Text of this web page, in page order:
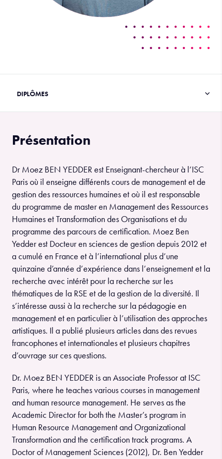
Présentation
Dr Moez BEN YEDDER est Enseignant-chercheur à l’ISC
Paris où il enseigne différents cours de management et de
gestion des ressources humaines et où il est responsable
du programme de master en Management des Ressources
Humaines et Transformation des Organisations et du
programme des parcours de certification. Moez Ben
Yedder est Docteur en sciences de gestion depuis 2012 et
a cumulé en France et à l’international plus d’une
quinzaine d’année d’expérience dans l’enseignement et la
recherche avec intérêt pour la recherche sur les
thématiques de la RSE et de la gestion de la diversité. Il
s’intéresse aussi à la recherche sur la pédagogie en
management et en particulier à l’utilisation des approches
artistiques. Il a publié plusieurs articles dans des revues
francophones et internationales et plusieurs chapitres
d’ouvrage sur ces questions.
Dr. Moez BEN YEDDER is an Associate Professor at ISC
Paris, where he teaches various courses in management
and human resource management. He serves as the
Academic Director for both the Master’s program in
Human Resource Management and Organizational
Transformation and the certification track programs. A
Doctor of Management Sciences (2012), Dr. Ben Yedder